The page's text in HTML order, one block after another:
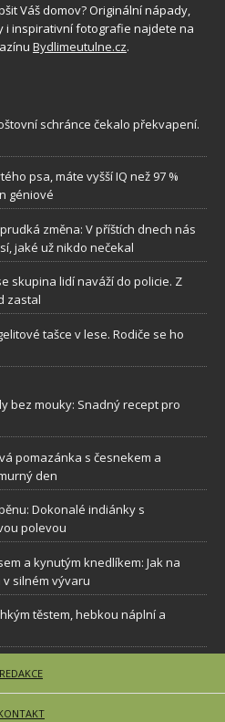
Váš domov? Originální nápady,
i inspirativní fotografie najdete na
Bydlimeutulne.cz.
schránce čekalo překvapení.
psa, máte vyšší IQ než 97 %
géniové
změna: V příštích dnech nás
jaké už nikdo nečekal
skupina lidí naváží do policie. Z
zastal
tašce v lese. Rodiče se ho
bez mouky: Snadný recept pro
pomazánka s česnekem a
den
Dokonalé indiánky s
polevou
a kynutým knedlíkem: Jak na
silném vývaru
těstem, hebkou náplní a
REDAKCE